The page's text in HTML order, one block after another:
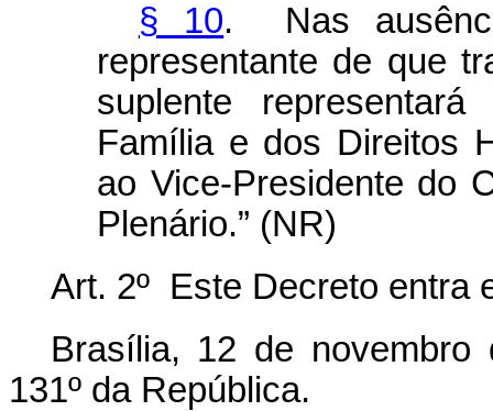
§ 10. Nas
representante de que
suplente
Família e dos Direitos
ao Vice-Presidente do
Plenário.” (NR)
Art. 2º Este Decreto entra
Brasília, 12 de novembro
131º da República.